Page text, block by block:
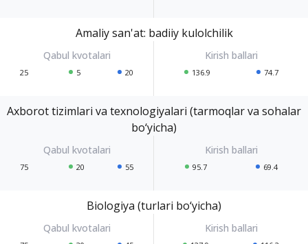
Amaliy san'at: badiiy kulolchilik
25 5 20 136.9 74.7
Axborot tizimlari va texnologiyalari (tarmoqlar va sohalar
bo‘yicha)
75 20 55 95.7 69.4
Biologiya (turlari bo‘yicha)